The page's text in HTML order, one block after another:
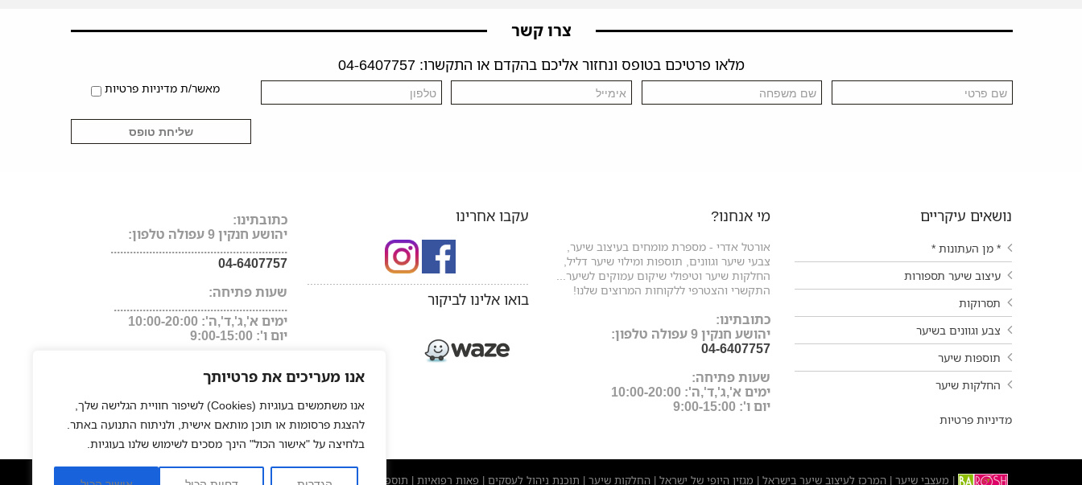
אנו מעריכים את פרטיותך
אנו משתמשים בעוגיות (Cookies) לשיפור חוויית הגלישה שלך,
להצגת פרסומות או תוכן מותאם אישית, ולניתוח התנועה באתר.
בלחיצה על "אישור הכול" הינך מסכים לשימוש שלנו בעוגיות.
צרו קשר
מלאו פרטיכם בטופס ונחזור אליכם בהקדם או התקשרו: 04-6407757
מאשר/ת מדיניות פרטיות
כתובתינו:
יהושע חנקין 9 עפולה טלפון:
.......................................................
04-6407757
שעות פתיחה:
......................................................
ימים א',ג',ד',ה': 10:00-20:00
יום ו': 9:00-15:00
עקבו אחרינו
בואו אלינו לביקור
מי אנחנו?
אורטל אדרי - מספרת מומחים בעיצוב שיער,
צבעי שיער וגוונים, תוספות ומילוי שיער דליל,
החלקות שיער וטיפולי שיקום עמוקים לשיער...
התקשרי והצטרפי ללקוחות המרוצים שלנו!
כתובתינו:
יהושע חנקין 9 עפולה טלפון:
04-6407757
שעות פתיחה:
ימים א',ג',ד',ה': 10:00-20:00
יום ו': 9:00-15:00
נושאים עיקריים
* מן העתונות *
עיצוב שיער תספורות
תסרוקות
צבע וגוונים בשיער
תוספות שיער
החלקות שיער
מדיניות פרטיות
מעצבי שיער המרכז לעיצוב שיער בישראל מגזין היופי של ישראל החלקות שיער תוכנת ניהול לעסקים פאות רפואיות תוספות שיער החלקה יפנית פאות משיער טבעי|חנות אונליין למוצרי שיער